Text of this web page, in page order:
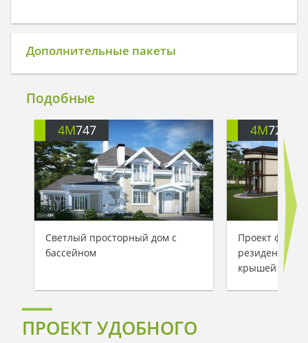
Водоснабжение и канализация
Поэтажная система водоснабжения и
канализации
Аксономитрическая схема водоснабжения и
канализации
Узлы и спецификация материалов
Отопление, вентиляция
Условные обозначения с общими даннями
Система вентиляции
Система отопления
Тепловая схема
Спецификация материалов
Условные обозначения и общие данные
План сетей освещения, план силовых сетей
Схема системы уравнения потенциалов
Дополнительные пакеты
Подобные
4M747
Светлый просторный дом с
бассейном
4M727
Проект
резиденции с
крышей
ПРОЕКТ УДОБНОГО